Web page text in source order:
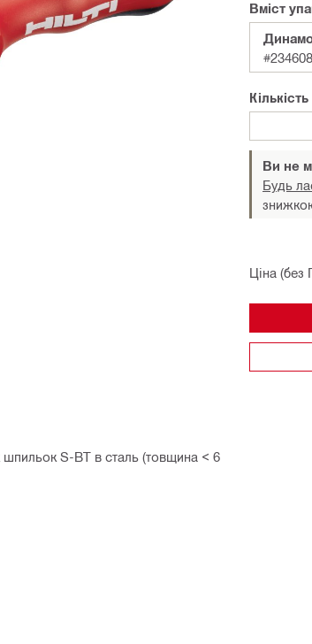
S-BT в сталь (товщина < 6
Вміст
Кількість
Ви не
Будь
Ціна